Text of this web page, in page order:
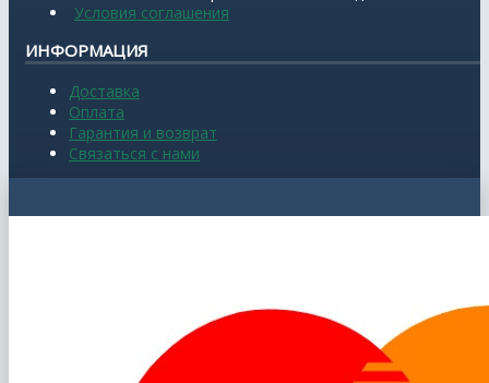
Условия соглашения
ИНФОРМАЦИЯ
Доставка
Оплата
Гарантия и возврат
Связаться с нами